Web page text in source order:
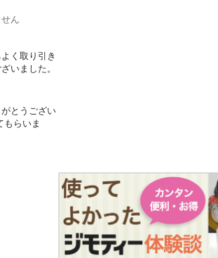
ん
く取り引き
いました。
とうござい
もらいま